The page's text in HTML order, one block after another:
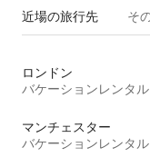
近場の旅行先 そ
ロンドン
バケーションレンタル
マンチェスター
バケーションレンタル